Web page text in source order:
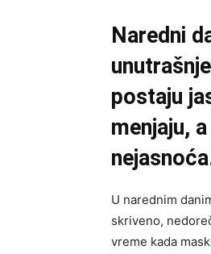
Naredni
postaju
menjaju,
U narednim
skriveno,
vreme kada